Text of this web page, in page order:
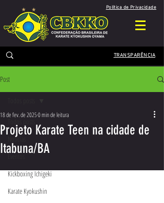
Política de Privacidade
TRANSPARÊNCIA
Post
Notícias
Eventos
Kickboxing Ichigeki
Karate Kyokushin
Projeto Karate Teen na cidade de
Itabuna/BA
18 de fev. de 20250 min de leitura